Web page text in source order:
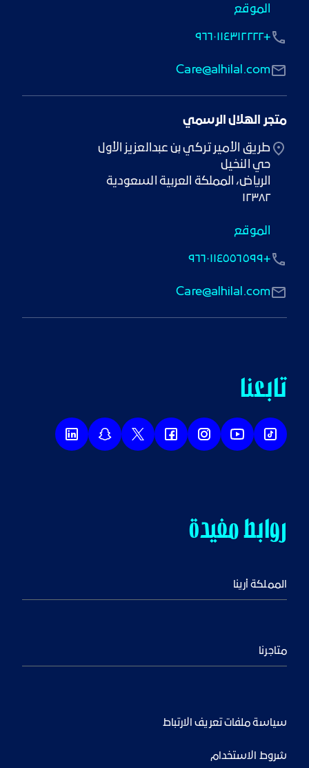
الموقع
Care@alhilal.com
+٩٦٦٠١١٤٣١٢٢٢٢
متجر الهلال الرسمي
حي النخيل
١٢٣٨٢
الموقع
Care@alhilal.com
+٩٦٦٠١١٤٥٥٦٥٩٩
روابط مفيدة
المملكة أرينا
متاجرنا
تابعنا
سياسة ملفات تعريف الارتباط
شروط الاستخدام